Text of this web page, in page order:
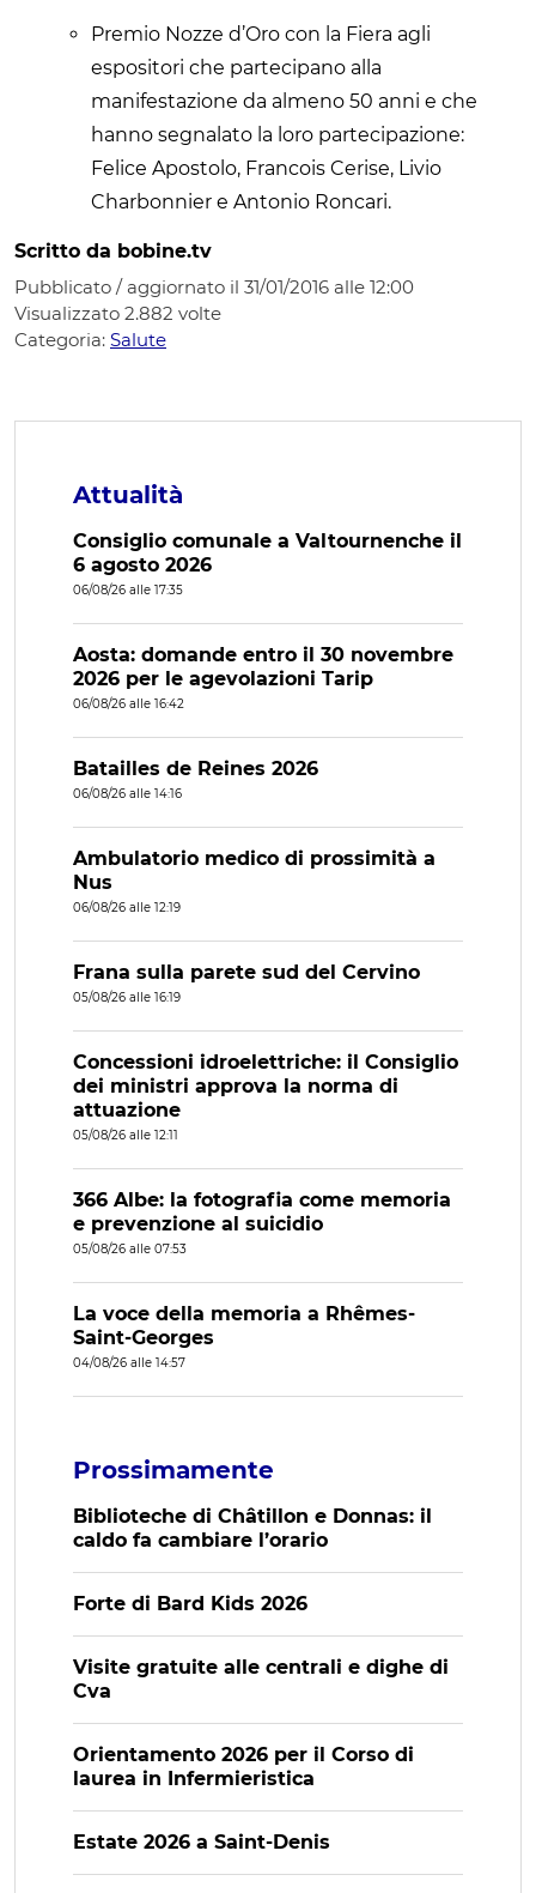
Premio Nozze d’Oro con la Fiera agli
espositori che partecipano alla
manifestazione da almeno 50 anni e che
hanno segnalato la loro partecipazione:
Felice Apostolo, Francois Cerise, Livio
Charbonnier e Antonio Roncari.
Scritto da bobine.tv
Pubblicato / aggiornato il 31/01/2016 alle 12:00
Visualizzato 2.882 volte
Categoria: Salute
Attualità
Consiglio comunale a Valtournenche il
6 agosto 2026
06/08/26 alle 17:35
Aosta: domande entro il 30 novembre
2026 per le agevolazioni Tarip
06/08/26 alle 16:42
Batailles de Reines 2026
06/08/26 alle 14:16
Ambulatorio medico di prossimità a
Nus
06/08/26 alle 12:19
Frana sulla parete sud del Cervino
05/08/26 alle 16:19
Concessioni idroelettriche: il Consiglio
dei ministri approva la norma di
attuazione
05/08/26 alle 12:11
366 Albe: la fotografia come memoria
e prevenzione al suicidio
05/08/26 alle 07:53
La voce della memoria a Rhêmes-
Saint-Georges
04/08/26 alle 14:57
Prossimamente
Biblioteche di Châtillon e Donnas: il
caldo fa cambiare l’orario
Forte di Bard Kids 2026
Visite gratuite alle centrali e dighe di
Cva
Orientamento 2026 per il Corso di
laurea in Infermieristica
Estate 2026 a Saint-Denis